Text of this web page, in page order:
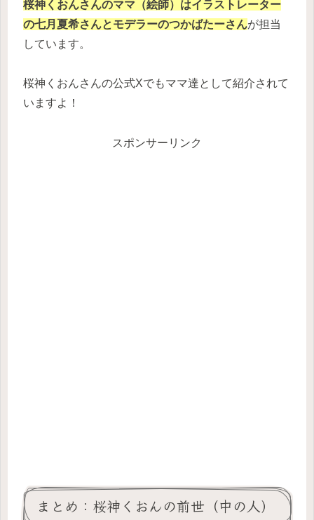
桜神くおんさんのママ（絵師）はイラストレーター
の七月夏希さんとモデラーのつかばたーさんが担当
しています。
桜神くおんさんの公式Xでもママ達として紹介されて
いますよ！
スポンサーリンク
まとめ：桜神くおんの前世（中の人）